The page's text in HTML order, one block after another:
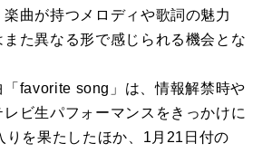
曲が持つメロディや歌詞の魅力
また異なる形で感じられる機会とな
「favorite song」は、情報解禁時や
ビ生パフォーマンスをきっかけに
りを果たしたほか、1月21日付の